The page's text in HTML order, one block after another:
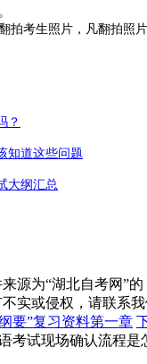
拍考生照片，凡翻拍照片
？
知道这些问题
大纲汇总
源为“湖北自考网”
实或侵权，请联系
要”复习资料第一章
考试现场确认流程